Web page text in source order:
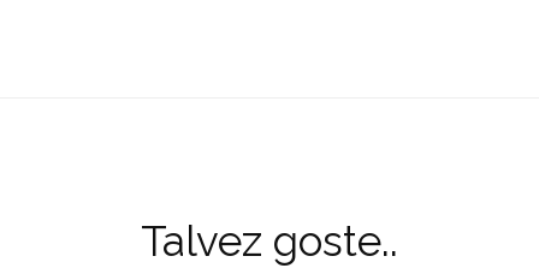
Talvez goste..